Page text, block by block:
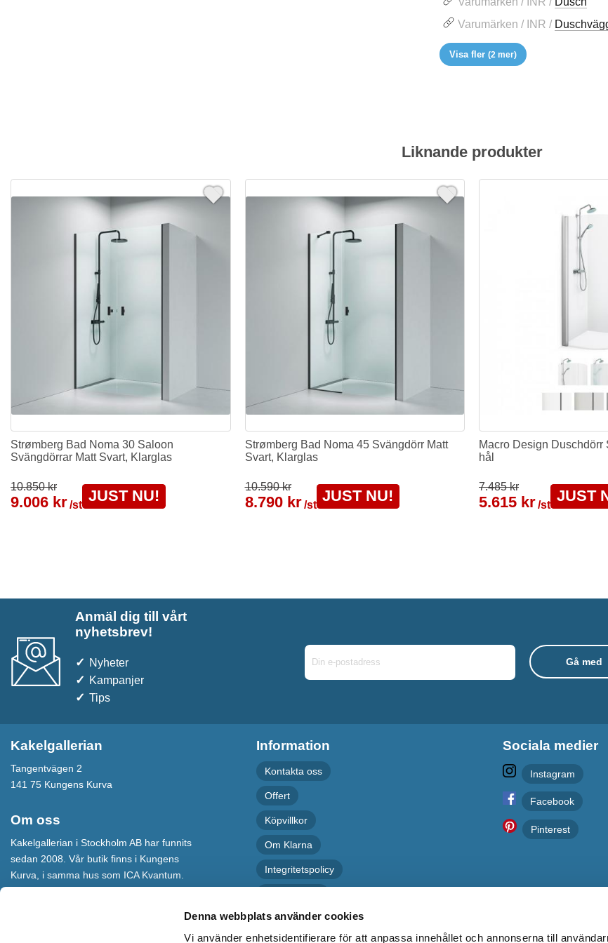
Denna webbplats använder cookies
Vi använder enhetsidentifierare för att anpassa innehållet och annonserna till
Varumärken / INR /
Visa fler(2 mer)
Liknande produkter
Strømberg Bad Noma 30 Saloon
Svängdörrar Matt Svart, Klarglas
10.850 kr
9.006 kr/st
JUST NU!
Strømberg Bad Noma 45 Svängdörr Matt
Svart, Klarglas
10.590 kr
8.790 kr /st
JUST NU!
Macro Design Duschdörr
hål
7.485 kr
5.615 kr/st
JUST
Anmäl dig till vårt
nyhetsbrev!
Nyheter
Kampanjer
Tips
Kakelgallerian
Tangentvägen 2
141 75 Kungens Kurva
Om oss
Kakelgallerian i Stockholm AB har funnits
sedan 2008. Vår butik finns i Kungens
Kurva, i samma hus som ICA Kvantum.
Information
Kontakta oss
Offert
Köpvillkor
Om Klarna
Integritetspolicy
Sociala medier
Instagram
Facebook
Pinterest